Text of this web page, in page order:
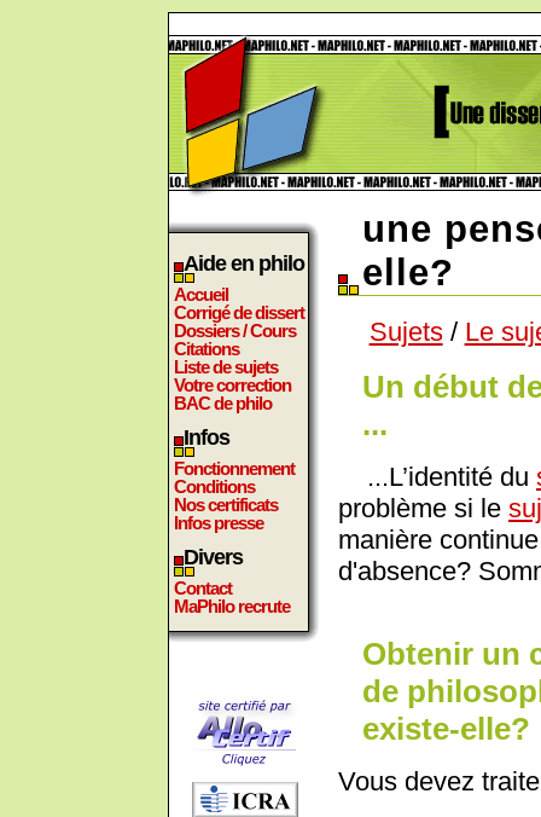
Aide en philo
Accueil
Corrigé de dissert
Dossiers / Cours
Citations
Liste de sujets
Votre correction
BAC de philo
Infos
Fonctionnement
Conditions
Nos certificats
Infos presse
Divers
Contact
MaPhilo recrute
une
elle?
Sujets/ Le
Un début
...
...L’identité du
problème si le
manière
d'absence?
Obtenir un
de
existe-elle?
Vous devez